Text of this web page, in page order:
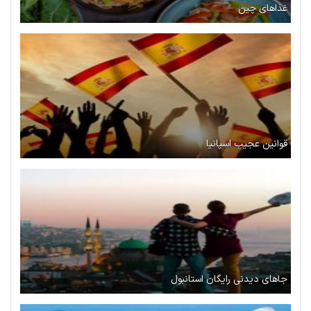
غذاهای چین
قوانین عجیب اسپانیا
جاهای دیدنی رایگان استانبول